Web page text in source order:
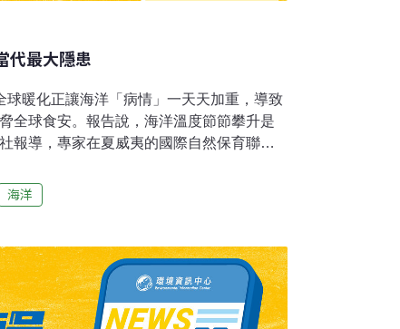
代最大隱患
球暖化正讓海洋「病情」一天天加重，導致
全球食安。報告說，海洋溫度節節攀升是
報導，專家在夏威夷的國際自然保育聯盟
袖和環保人士齊聚檀香山市，參與這場大
Andersen）在會上告訴記者：「我們都知
項迄今最全面的海洋暖化分析研究，海洋
、導致捕魚區萎縮、並開始將疾病傳給人
海鳥和浮游生物正往較冷的極地方向移
洋環境轉移速度比陸地快1.5到5倍。溫度
海洋